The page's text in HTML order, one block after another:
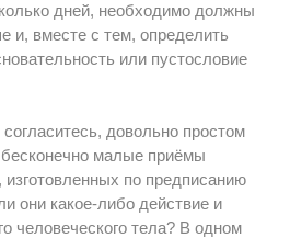
дней, необходимо должны
и, вместе с тем, определить
или пустословие
довольно простом
мaлые приёмы
изготовленных по предписанию
они какое-либо действие и
человеческого тела? В одном